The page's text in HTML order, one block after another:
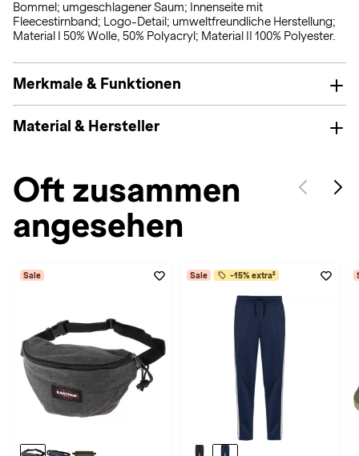
Bommel; umgeschlagener Saum; Innenseite mit
Fleecestirnband; Logo-Detail; umweltfreundliche Herstellung;
Material I 50% Wolle, 50% Polyacryl; Material II 100% Polyester.
Merkmale & Funktionen
Material & Hersteller
Oft zusammen
angesehen
Sale Sale -15% extra²